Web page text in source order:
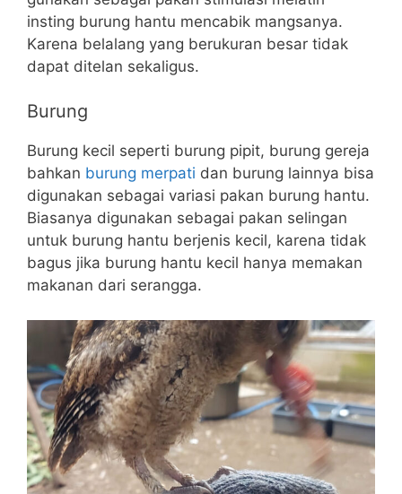
insting burung hantu mencabik mangsanya.
Karena belalang yang berukuran besar tidak
dapat ditelan sekaligus.
Burung
Burung kecil seperti burung pipit, burung gereja
bahkan burung merpati dan burung lainnya bisa
digunakan sebagai variasi pakan burung hantu.
Biasanya digunakan sebagai pakan selingan
untuk burung hantu berjenis kecil, karena tidak
bagus jika burung hantu kecil hanya memakan
makanan dari serangga.